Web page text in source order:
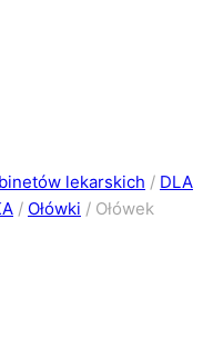
lekarskich / DLA
/ Ołówki / Ołówek